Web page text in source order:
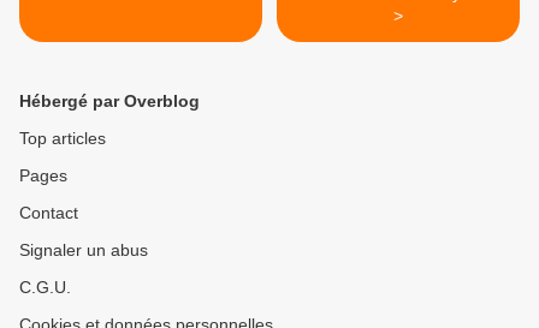
>
Hébergé par Overblog
Top articles
Pages
Contact
Signaler un abus
C.G.U.